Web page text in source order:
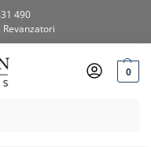
490
Revanzatori
0